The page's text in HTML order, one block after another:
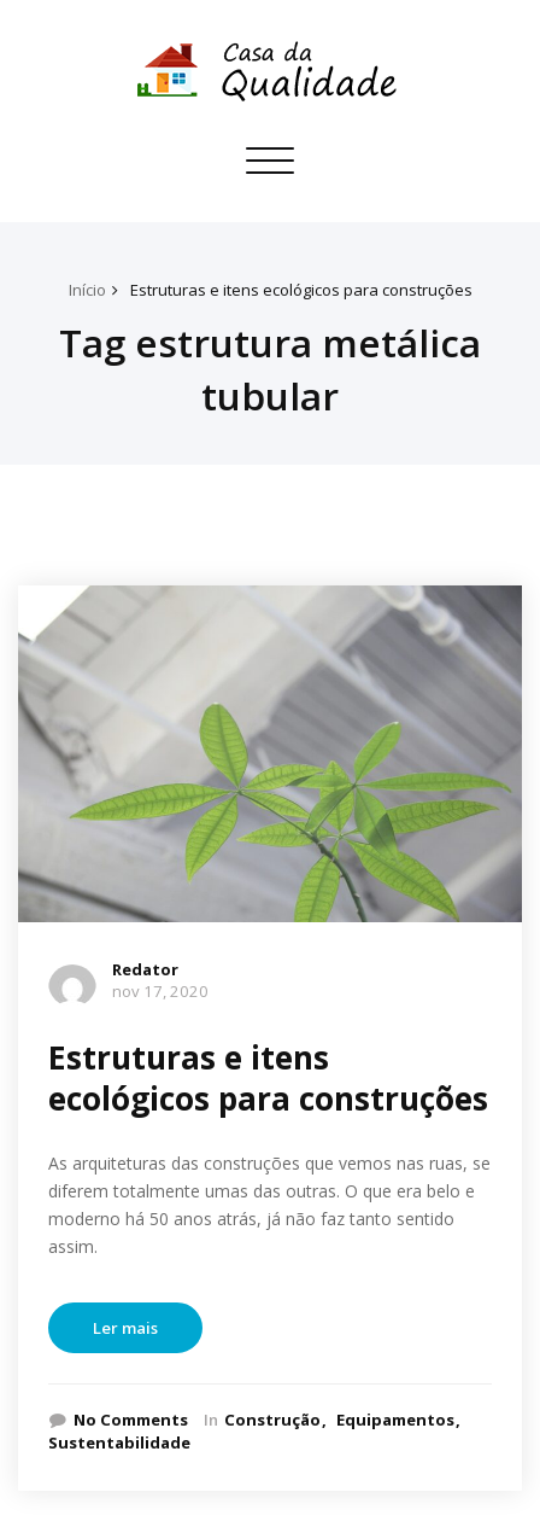
Toggle
Início Estruturas e itens ecológicos para construções
Tag estrutura metálica
tubular
Redator
nov 17, 2020
Estruturas e itens
ecológicos para construções
As arquiteturas das construções que vemos nas ruas, se
diferem totalmente umas das outras. O que era belo e
moderno há 50 anos atrás, já não faz tanto sentido
assim.
Ler mais
No Comments In Construção
Equipamentos
Sustentabilidade